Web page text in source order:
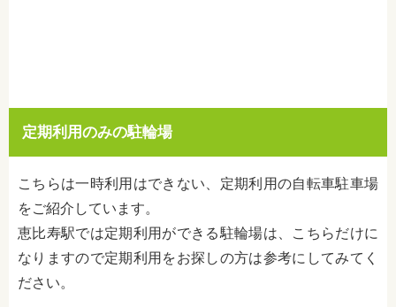
定期利用のみの駐輪場
こちらは一時利用はできない、定期利用の自転車駐車場
をご紹介しています。
恵比寿駅では定期利用ができる駐輪場は、こちらだけに
なりますので定期利用をお探しの方は参考にしてみてく
ださい。